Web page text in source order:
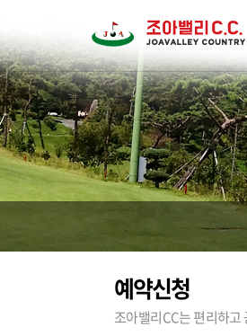
예약신청
조아밸리CC는 편리하고